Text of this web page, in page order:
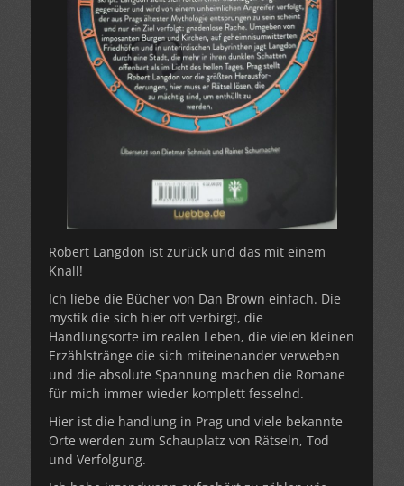
Robert Langdon ist zurück und das mit einem
Knall!
Ich liebe die Bücher von Dan Brown einfach. Die
mystik die sich hier oft verbirgt, die
Handlungsorte im realen Leben, die vielen kleinen
Erzählstränge die sich miteinenander verweben
und die absolute Spannung machen die Romane
für mich immer wieder komplett fesselnd.
Hier ist die handlung in Prag und viele bekannte
Orte werden zum Schauplatz von Rätseln, Tod
und Verfolgung.